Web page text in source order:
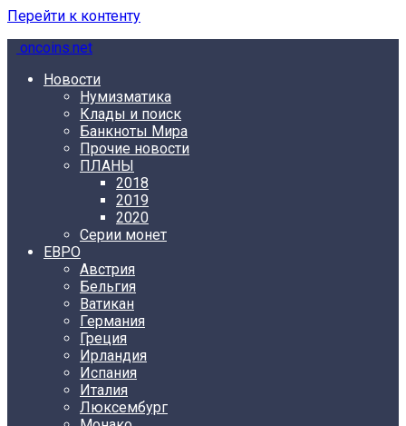
Перейти к контенту
oncoins.net
Новости
Нумизматика
Клады и поиск
Банкноты Мира
Прочие новости
ПЛАНЫ
2018
2019
2020
Серии монет
ЕВРО
Австрия
Бельгия
Ватикан
Германия
Греция
Ирландия
Испания
Италия
Люксембург